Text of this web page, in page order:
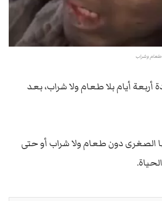
أيام بلا طعام ولا شراب، بعد
الصغرى دون طعام ولا شراب أو حتى